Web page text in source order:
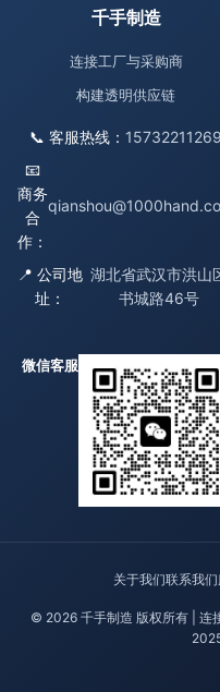
千手制造
连接工厂与采购商
构建透明供应链
📞 客服热线： 15732211269
📧
商务
合
作：
📍 公司地
址：
湖北省武汉市洪山
书城路46号
微信客服
关于我们联系我们
© 2026 千手制造 版权所有 | 连